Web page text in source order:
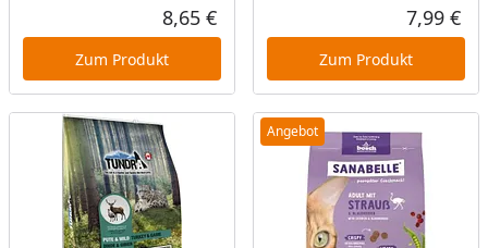
Aktueller Preis
8,65 €
Zum Produkt
7,99 €
Zum Produkt
Angebot